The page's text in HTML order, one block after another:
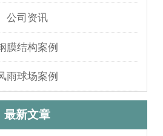
公司资讯
膜结构案例
雨球场案例
最新文章